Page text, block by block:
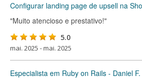
Configurar landing page de upsell na
"Muito atencioso e prestativo!"
5.0
mai. 2025 - mai. 2025
Especialista em Ruby on Rails - Daniel F.